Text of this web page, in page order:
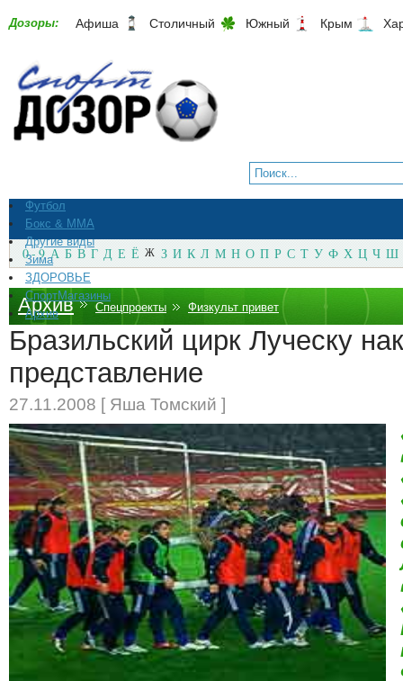
Дозоры: Афиша Столичный Южный Крым
Футбол
Бокс & ММА
Другие виды
Зима
ЗДОРОВЬЕ
СпортМагазины
Архив
0 - 9 А Б В Г Д Е Ё Ж З И К Л М Н О П Р С Т У Ф Х Ц Ч Ш
Архив Спецпроекты Физкульт привет
Бразильский цирк Луческу
представление
27.11.2008 [ Яша Томский ]